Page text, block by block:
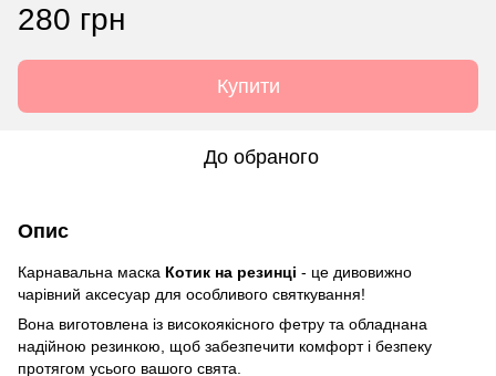
280 грн
Купити
До обраного
Опис
Карнавальна маска Котик на резинці - це дивовижно
чарівний аксесуар для особливого святкування!
Вона виготовлена із високоякісного фетру та обладнана
надійною резинкою, щоб забезпечити комфорт і безпеку
протягом усього вашого свята.